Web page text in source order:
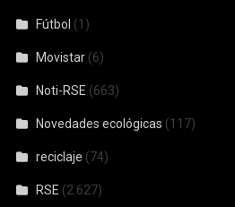
Fútbol (1)
Movistar (6)
Noti-RSE (663)
Novedades ecológicas (117)
reciclaje (74)
RSE (2.627)